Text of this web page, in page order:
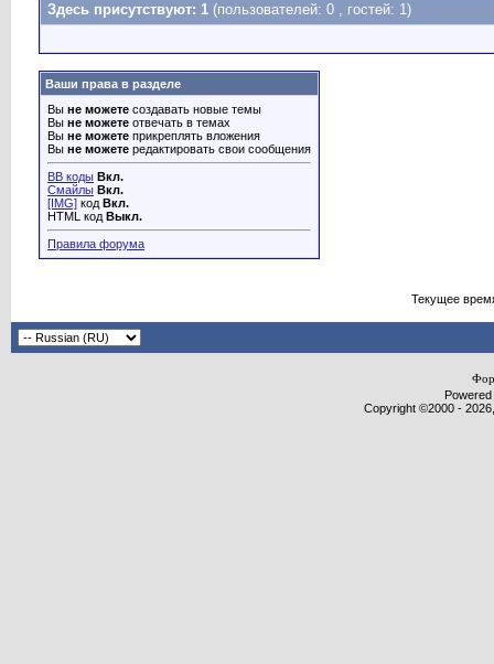
Здесь присутствуют: 1 (пользователей: 0 , гостей: 1)
Ваши права в разделе
Вы не можете создавать новые темы
Вы не можете отвечать в темах
Вы не можете прикреплять вложения
Вы не можете редактировать свои сообщения
BB коды Вкл.
Смайлы Вкл.
[IMG] код Вкл.
HTML код Выкл.
Правила форума
Текущее
Copyright ©2000 -